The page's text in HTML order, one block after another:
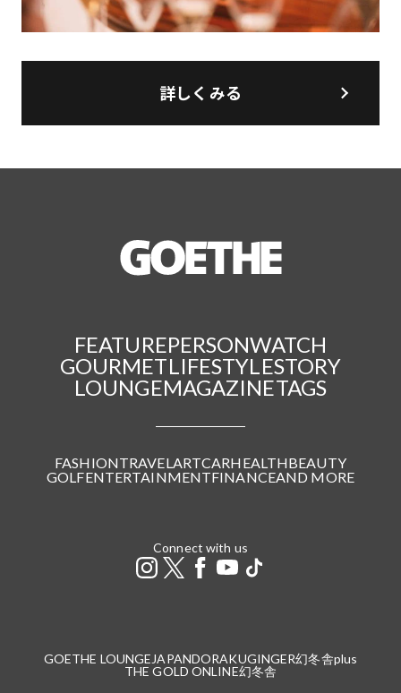
詳しくみる
FEATUREPERSONWATCH
GOURMETLIFESTYLESTORY
LOUNGEMAGAZINETAGS
FASHIONTRAVELARTCARHEALTHBEAUTY
GOLFENTERTAINMENTFINANCEAND MORE
Connect with us
GOETHE LOUNGE JAPANDORAKUGINGER幻冬舎plus
THE GOLD ONLINE幻冬舎